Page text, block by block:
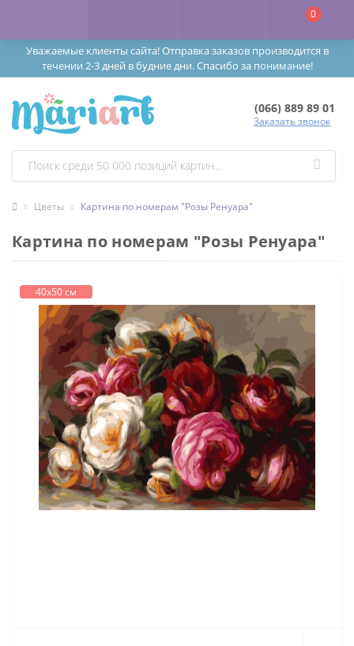
Уважаемые клиенты сайта! Отправка заказов производится в
течении 2-3 дней в будние дни. Спасибо за понимание!
0
(066) 889 89 01
Заказать звонок
Цветы Картина по номерам "Розы Ренуара"
Картина по номерам "Розы Ренуара"
40х50 см